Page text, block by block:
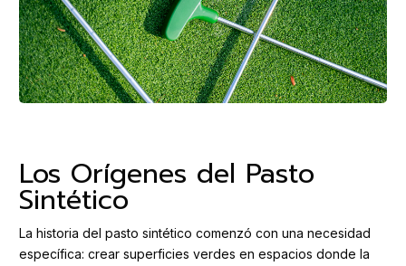
Los Orígenes del Pasto
Sintético
La historia del pasto sintético comenzó con una necesidad
específica: crear superficies verdes en espacios donde la